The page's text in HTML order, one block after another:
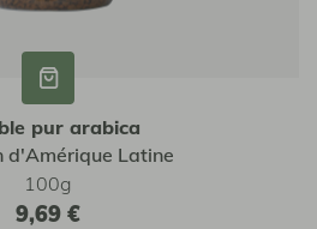
pur arabica
d'Amérique Latine
100g
9,69 €